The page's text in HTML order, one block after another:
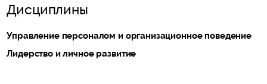
Дисциплины
Управление персоналом и организационное поведение
Лидерство и личное развитие